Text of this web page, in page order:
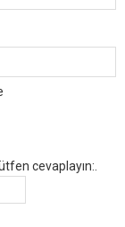
cevaplayın:.